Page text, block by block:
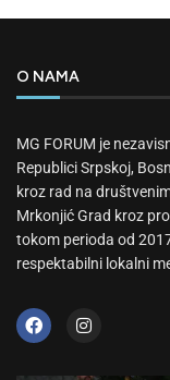
O NAMA
MG FORUM je
Republici Srpskoj,
kroz rad na
Mrkonjić Grad kroz
tokom perioda od
respektabilni lokalni